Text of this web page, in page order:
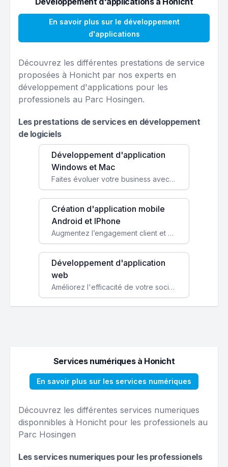
En savoir plus sur le développement
d'applications
Découvrez les différentes prestations de service
proposées à Honicht par nos experts en
développement d'applications pour les
professionels au Parc Hosingen.
Les prestations de services en développement
de logiciels
Développement d'application
Windows et Mac
Faites évoluer votre business avec des solutions logicielles personnalisées, parfaitement adaptées à vos besoins spécifiques.
Création d'application mobile
Android et IPhone
Augmentez l’engagement client et simplifiez vos processus avec une application mobile sur mesure, disponible sur iOS et Android.
Développement d'application
web
Améliorez l'efficacité de votre société avec une application web personnalisée accessible partout et tout le temps.
Services numériques à Honicht
En savoir plus sur les services numériques
Découvrez les différentes services numeriques
disponnibles à Honicht pour les professionels au
Parc Hosingen
Les services numeriques pour les professionels